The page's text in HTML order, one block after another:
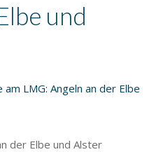
und
LMG: Angeln an der Elbe
der Elbe und Alster